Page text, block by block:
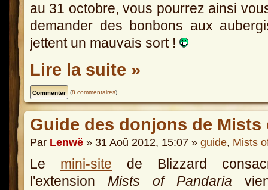
au 31 octobre, vous pourrez ainsi
demander des bonbons aux
jettent un mauvais sort !
Lire la suite »
(8 commentaires)
Guide des donjons de Mists
Par Lenwë » 31 Aoû 2012, 15:07 » guide, Mists
Le mini-site de Blizzard
l'extensionMists of Pandaria